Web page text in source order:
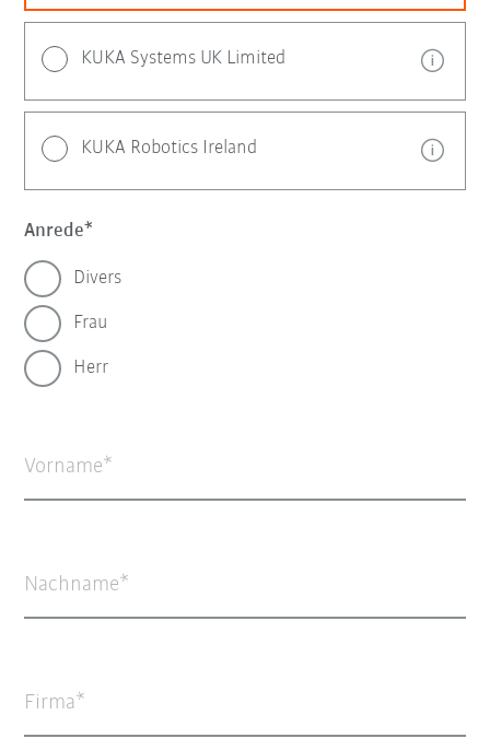
KUKA Systems UK Limited
KUKA Robotics Ireland
Anrede
Divers
Frau
Herr
Vorname
Nachname
Firma